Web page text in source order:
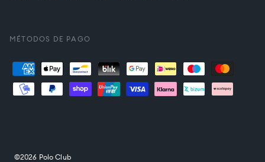
MÉTODOS DE PAGO
Formas
de
pago
©2026 Polo Club